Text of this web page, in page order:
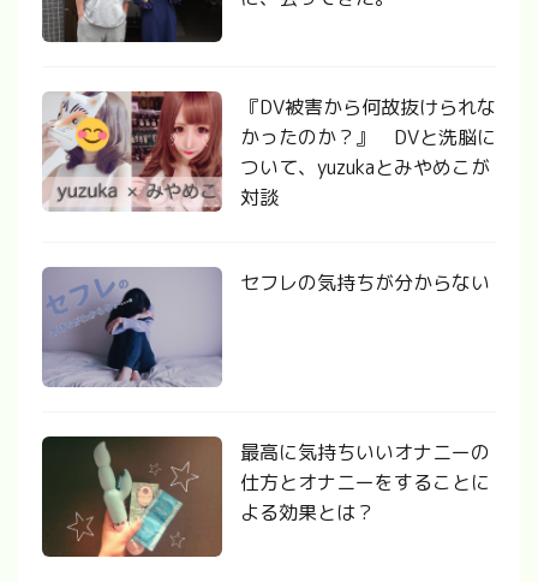
『DV被害から何故抜けられな
かったのか？』 DVと洗脳に
ついて、yuzukaとみやめこが
対談
セフレの気持ちが分からない
最高に気持ちいいオナニーの
仕方とオナニーをすることに
よる効果とは？